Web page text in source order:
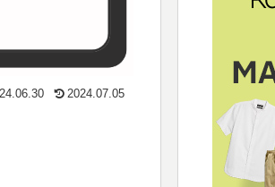
2024.07.05